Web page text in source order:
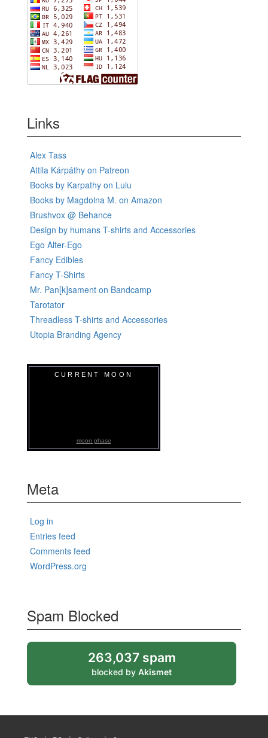
Links
Alex Tass
Attila Kárpáthy on Patreon
Books by Karpathy on Lulu
Books by Magdolna M. on Amazon
Brushvox @ Behance
Design by humans T-shirts and Accessories
Ego Alter-Ego
Fancy Edibles
Fancy T-Shirts
Mr. Pan[k]sament on Bandcamp
Tarotator
Threadless T-shirts and Accessories
Utopia Branding Agency
CURRENT MOON
moon phase
Meta
Log in
Entries feed
Comments feed
WordPress.org
Spam Blocked
263,037 spam
blocked by Akismet